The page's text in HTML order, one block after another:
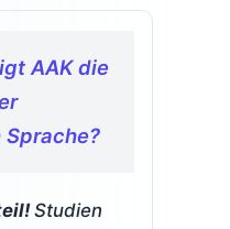
AAK die
Studien